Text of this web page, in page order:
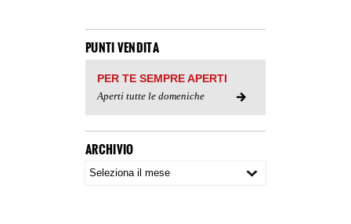
PUNTI VENDITA
PER TE SEMPRE APERTI
Aperti tutte le domeniche
ARCHIVIO